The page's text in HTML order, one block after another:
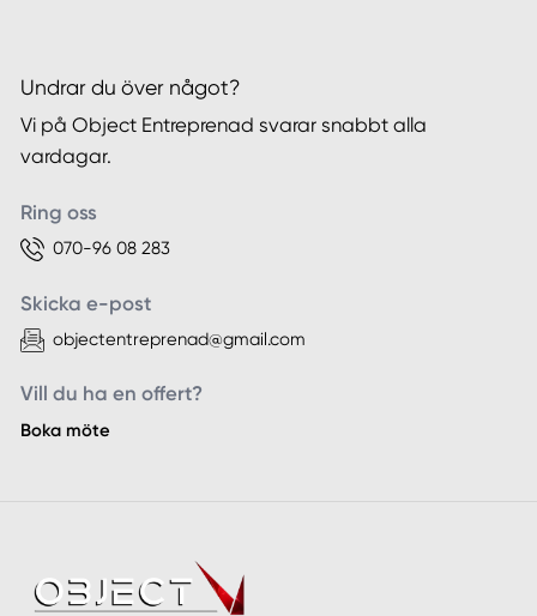
Undrar du över något?
Vi på Object Entreprenad svarar snabbt alla
vardagar.
Ring oss
070-96 08 283
Skicka e-post
objectentreprenad@gmail.com
Vill du ha en offert?
Boka möte